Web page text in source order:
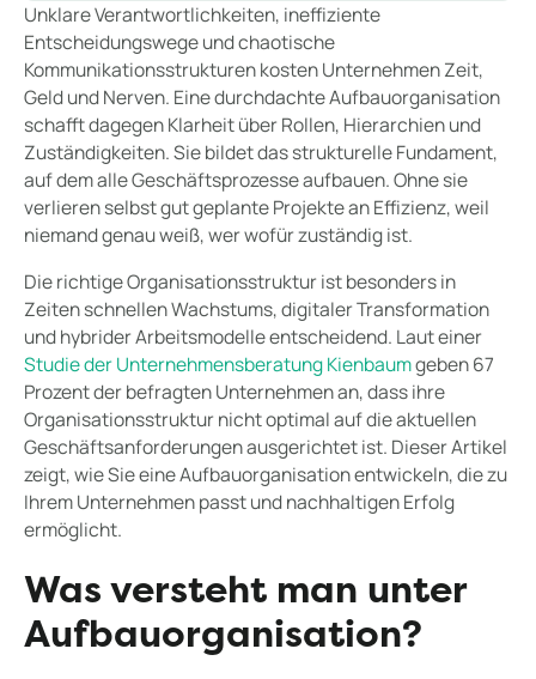
Unklare Verantwortlichkeiten, ineffiziente
Entscheidungswege und chaotische
Kommunikationsstrukturen kosten Unternehmen Zeit,
Geld und Nerven. Eine durchdachte Aufbauorganisation
schafft dagegen Klarheit über Rollen, Hierarchien und
Zuständigkeiten. Sie bildet das strukturelle Fundament,
auf dem alle Geschäftsprozesse aufbauen. Ohne sie
verlieren selbst gut geplante Projekte an Effizienz, weil
niemand genau weiß, wer wofür zuständig ist.
Die richtige Organisationsstruktur ist besonders in
Zeiten schnellen Wachstums, digitaler Transformation
und hybrider Arbeitsmodelle entscheidend. Laut einer
Studie der Unternehmensberatung Kienbaumgeben 67
Prozent der befragten Unternehmen an, dass ihre
Organisationsstruktur nicht optimal auf die aktuellen
Geschäftsanforderungen ausgerichtet ist. Dieser Artikel
zeigt, wie Sie eine Aufbauorganisation entwickeln, die zu
Ihrem Unternehmen passt und nachhaltigen Erfolg
ermöglicht.
Was versteht man unter
Aufbauorganisation?